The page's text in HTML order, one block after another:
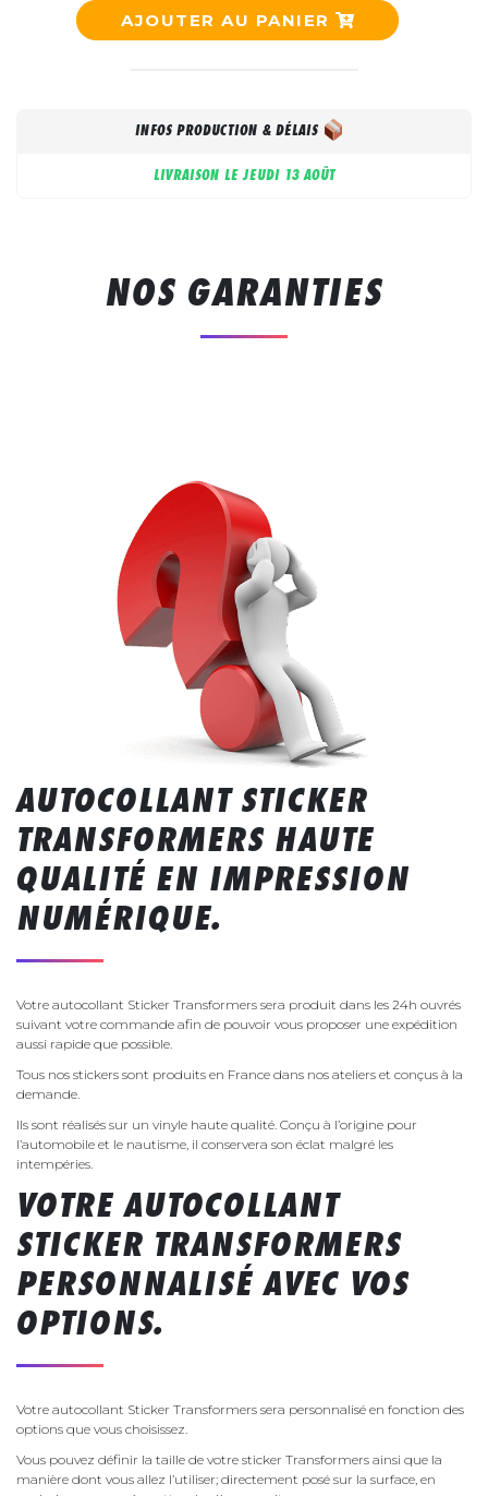
AJOUTER AU PANIER
INFOS PRODUCTION & DÉLAIS
LIVRAISON LEJEUDI 13 AOÛT
NOS GARANTIES
AUTOCOLLANT STICKER
TRANSFORMERS HAUTE
QUALITÉ EN IMPRESSION
NUMÉRIQUE.
Votre autocollant Sticker Transformers sera produit dans les 24h ouvrés
suivant votre commande afin de pouvoir vous proposer une expédition
aussi rapide que possible.
Tous nos stickers sont produits en France dans nos ateliers et conçus à la
demande.
Ils sont réalisés sur un vinyle haute qualité. Conçu à l’origine pour
l’automobile et le nautisme, il conservera son éclat malgré les
intempéries.
VOTRE AUTOCOLLANT
STICKER TRANSFORMERS
PERSONNALISÉ AVEC VOS
OPTIONS.
Votre autocollant Sticker Transformers sera personnalisé en fonction des
options que vous choisissez.
Vous pouvez définir la taille de votre sticker Transformers ainsi que la
manière dont vous allez l’utiliser; directement posé sur la surface, en